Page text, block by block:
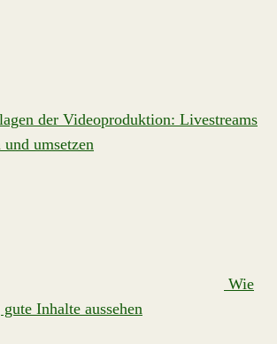
der Videoproduktion: Livestreams
und umsetzen
Wie
Inhalte aussehen